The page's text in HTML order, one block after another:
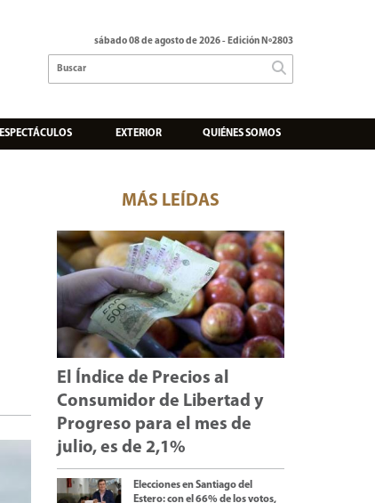
sábado 08 de agosto de 2026- Edición Nº2803
ESPECTÁCULOS EXTERIOR QUIÉNES SOMOS
MÁS LEÍDAS
El Índice de Precios al
Consumidor de Libertad y
Progreso para el mes de
julio, es de 2,1%
Elecciones en Santiago del
Estero: con el 66% de los votos,